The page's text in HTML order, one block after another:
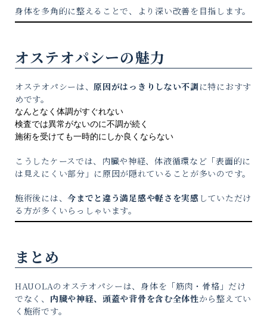
身体を多角的に整えることで、より深い改善を目指します。
オステオパシーの魅力
オステオパシーは、原因がはっきりしない不調に特におすす
めです。
なんとなく体調がすぐれない
検査では異常がないのに不調が続く
施術を受けても一時的にしか良くならない
こうしたケースでは、内臓や神経、体液循環など「表面的に
は見えにくい部分」に原因が隠れていることが多いのです。
施術後には、今までと違う満足感や軽さを実感 していただけ
る方が多くいらっしゃいます。
まとめ
HAUOLAのオステオパシーは、身体を「筋肉・骨格」だけ
でなく、 内臓や神経、頭蓋や背骨を含む全体性から整えてい
く施術です。